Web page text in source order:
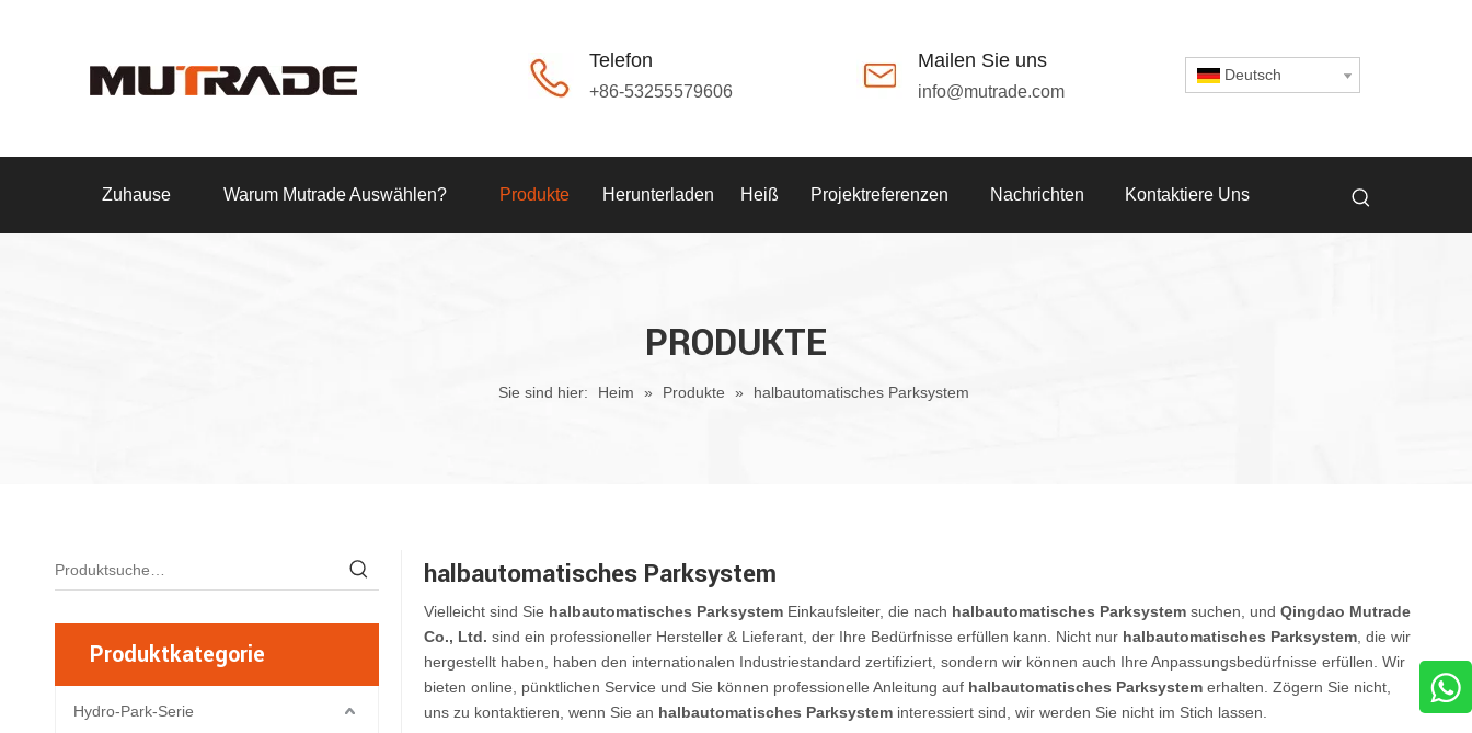
Telefon
+86-53255579606
Mailen Sie uns
info@mutrade.com
Deutsch
Zuhause Warum Mutrade Auswählen? Produkte Herunterladen Heiß Projektreferenzen Nachrichten Kontaktiere Uns
PRODUKTE
Sie sind hier: Heim » Produkte » halbautomatisches Parksystem
Produktkategorie
Hydro-Park-Serie
halbautomatisches Parksystem
Vielleicht sind Sie halbautomatisches Parksystem Einkaufsleiter, die nach halbautomatisches Parksystem suchen, und Qingdao Mutrade
Co., Ltd. sind ein professioneller Hersteller & Lieferant, der Ihre Bedürfnisse erfüllen kann. Nicht nur halbautomatisches Parksystem , die wir
hergestellt haben, haben den internationalen Industriestandard zertifiziert, sondern wir können auch Ihre Anpassungsbedürfnisse erfüllen. Wir
bieten online, pünktlichen Service und Sie können professionelle Anleitung auf halbautomatisches Parksystem erhalten. Zögern Sie nicht,
uns zu kontaktieren, wenn Sie an halbautomatisches Parksystem interessiert sind, wir werden Sie nicht im Stich lassen.